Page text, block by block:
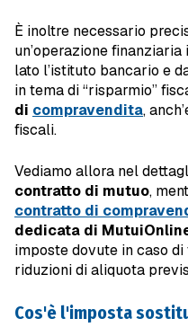
È inoltre necessario
un’operazione
lato l’istituto bancario e
in tema di “risparmio”
di compravendita,
fiscali.
Vediamo allora nel
contratto di mutuo,
contratto di
dedicata di
imposte dovute in caso
riduzioni di aliquota
Cos'è l'imposta